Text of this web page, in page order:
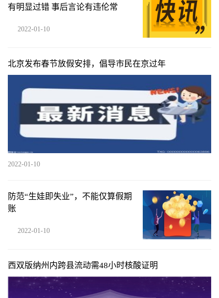
有明显过错 事后言论有违伦常
2022-01-10
北京发布春节放假安排，倡导市民在京过年
2022-01-10
防范“生娃即失业”，不能仅算假期
账
2022-01-10
西双版纳州内跨县流动需48小时核酸证明